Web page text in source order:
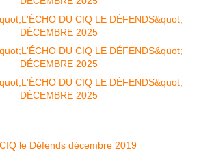
le Défends décembre 2019